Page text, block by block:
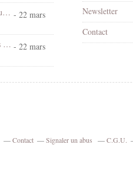
Bonne nuit - Chiot - Bonnet de nuit - Cute - Gif animé - Gratuit - 22 mars
Chat - Nuit - Etoiles - Wallpapers Free - 22 mars
Newsletter
Contact
Contact Signaler un abus C.G.U.